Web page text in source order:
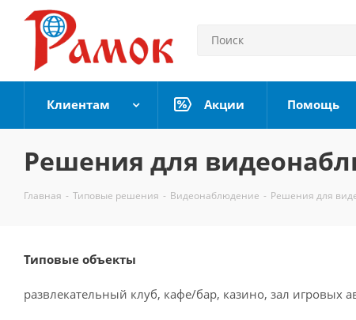
Клиентам Акции Помощь
Решения для
Главная - Типовые решения - Видеонаблюдение - Решения для
Типовые объекты
развлекательный клуб, кафе/бар, казино, зал игровых